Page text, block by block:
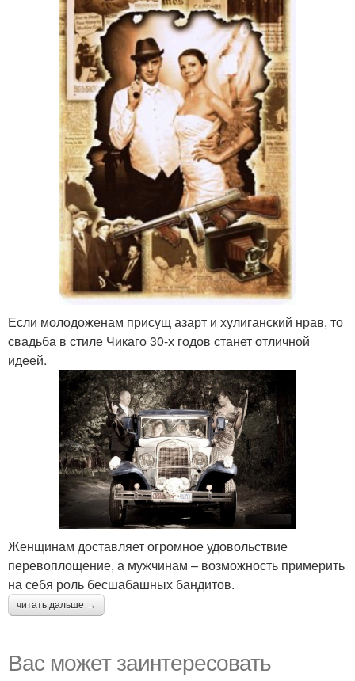
Если молодоженам присущ азарт и хулиганский нрав, то
свадьба в стиле Чикаго 30-х годов станет отличной
идеей.
Женщинам доставляет огромное удовольствие
перевоплощение, а мужчинам – возможность примерить
на себя роль бесшабашных бандитов.
читать дальше →
Вас может заинтересовать